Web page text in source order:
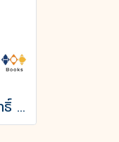
หนังสือ ดินแดนศักดิ์สิทธิ์ และ ยิ้มแห่งนิรันดร์